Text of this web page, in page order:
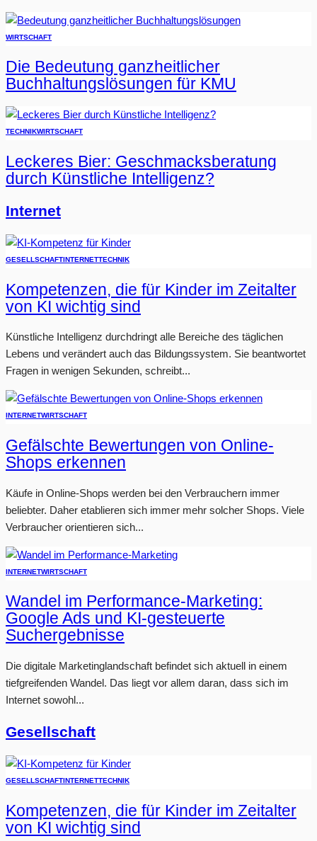
WIRTSCHAFT
Die Bedeutung ganzheitlicher
Buchhaltungslösungen für KMU
TECHNIKWIRTSCHAFT
Leckeres Bier: Geschmacksberatung
durch Künstliche Intelligenz?
Internet
GESELLSCHAFTINTERNETTECHNIK
Kompetenzen, die für Kinder im Zeitalter
von KI wichtig sind
Künstliche Intelligenz durchdringt alle Bereiche des täglichen
Lebens und verändert auch das Bildungssystem. Sie beantwortet
Fragen in wenigen Sekunden, schreibt...
INTERNETWIRTSCHAFT
Gefälschte Bewertungen von Online-
Shops erkennen
Käufe in Online-Shops werden bei den Verbrauchern immer
beliebter. Daher etablieren sich immer mehr solcher Shops. Viele
Verbraucher orientieren sich...
INTERNETWIRTSCHAFT
Wandel im Performance-Marketing:
Google Ads und KI-gesteuerte
Suchergebnisse
Die digitale Marketinglandschaft befindet sich aktuell in einem
tiefgreifenden Wandel. Das liegt vor allem daran, dass sich im
Internet sowohl...
Gesellschaft
GESELLSCHAFTINTERNETTECHNIK
Kompetenzen, die für Kinder im Zeitalter
von KI wichtig sind